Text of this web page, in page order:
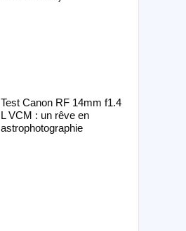
Test Canon RF 14mm f1.4
L VCM : un rêve en
astrophotographie